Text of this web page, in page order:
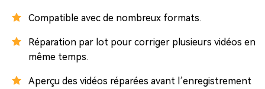
Compatible avec de nombreux formats.
Réparation par lot pour corriger plusieurs vidéos en
même temps.
Aperçu des vidéos réparées avant l’enregistrement